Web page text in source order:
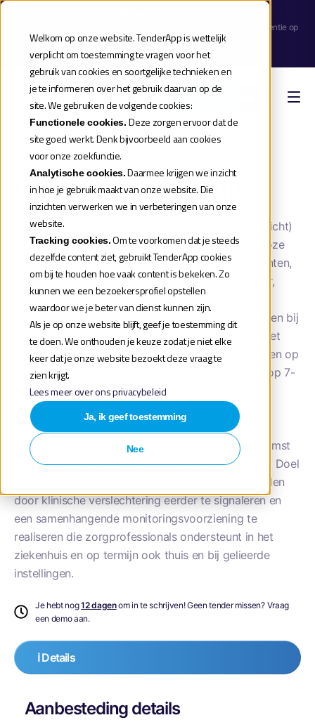
Welkom op onze website. TenderApp is wettelijk
verplicht om toestemming te vragen voor het
gebruik van cookies en soortgelijke technieken en
je te informeren over het gebruik daarvan op de
site. We gebruiken de volgende cookies:
Functionele cookies.Deze zorgen ervoor dat de
site goed werkt. Denk bijvoorbeeld aan cookies
voor onze zoekfunctie.
Analytische cookies.Daarmee krijgen we inzicht
in hoe je gebruik maakt van onze website. Die
inzichten verwerken we in verbeteringen van onze
website.
Tracking cookies.Om te voorkomen dat je steeds
dezelfde content ziet, gebruikt TenderApp cookies
om bij te houden hoe vaak content is bekeken. Zo
kunnen we een bezoekersprofiel opstellen
waardoor we je beter van dienst kunnen zijn.
Als je op onze website blijft, geef je toestemming dit
te doen. We onthouden je keuze zodat je niet elke
keer dat je onze website bezoekt deze vraag te
zien krijgt.
Lees meer over ons privacybeleid
Ja, ik geef toestemming
Nee
| Meld je aan voor de release webinar van onze TenderApp Scale licentie op
donderdag 10 september |
Reserveer je plek
Boek een demo
Home»Aanbestedingen 2026»
Continue Monitoring
Maastricht UMC+ (Academisch ziekenhuis Maastricht)
besteedt een integrale oplossing aan voor draadloze
continue monitoring van vitale waarden van patiënten,
inclusief levering, implementatie, integratie, beheer,
support en opleidingen, met functionaliteiten voor
continue meting, trendbewaking en waarschuwingen bij
afwijkende waarden en storingen. De omvang in het
prijzenblad betreft een startscenario van 44 bedden op
1 afdeling, met opschaling naar 280-300 bedden op 7-
8 afdelingen en een aparte optie voor 50 virtuele
bedden, plus optionele devices, licenties, locaties,
thuisconnectiviteit, dashboards, datamigratie en
AI/advanced analytics, binnen een raamovereenkomst
van 3 jaar met maximaal 2 verlengingen van 1 jaar. Doel
van de aanbesteding is gezondheidswinst te behalen
door klinische verslechtering eerder te signaleren en
een samenhangende monitoringsvoorziening te
realiseren die zorgprofessionals ondersteunt in het
ziekenhuis en op termijn ook thuis en bij gelieerde
instellingen.
Je hebt nog12 dagenom in te schrijven! Geen tender missen? Vraag
een demo aan.
ℹ️ Details
Aanbesteding details